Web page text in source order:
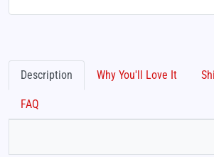
Description Why You'll Love It
FAQ